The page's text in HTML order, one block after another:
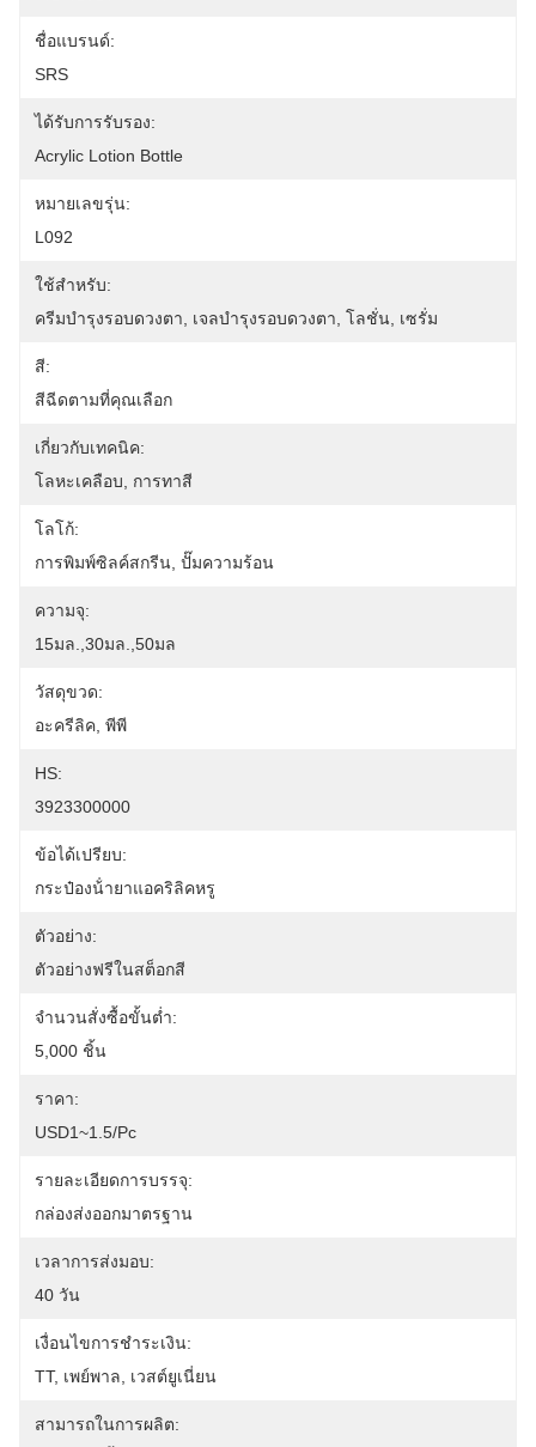
ชื่อแบรนด์:
SRS
ได้รับการรับรอง:
Acrylic Lotion Bottle
หมายเลขรุ่น:
L092
ใช้สำหรับ:
ครีมบำรุงรอบดวงตา, ​​เจลบำรุงรอบดวงตา, ​​โลชั่น, เซรั่ม
สี:
สีฉีดตามที่คุณเลือก
เกี่ยวกับเทคนิค:
โลหะเคลือบ, การทาสี
โลโก้:
การพิมพ์ซิลค์สกรีน, ปั๊มความร้อน
ความจุ:
15มล.,30มล.,50มล
วัสดุขวด:
อะครีลิค, พีพี
HS:
3923300000
ข้อได้เปรียบ:
กระป๋องน้ํายาแอคริลิคหรู
ตัวอย่าง:
ตัวอย่างฟรีในสต็อกสี
จำนวนสั่งซื้อขั้นต่ำ:
5,000 ชิ้น
ราคา:
USD1~1.5/pc
รายละเอียดการบรรจุ:
กล่องส่งออกมาตรฐาน
เวลาการส่งมอบ:
40 วัน
เงื่อนไขการชำระเงิน:
TT, เพย์พาล, เวสต์ยูเนี่ยน
สามารถในการผลิต: